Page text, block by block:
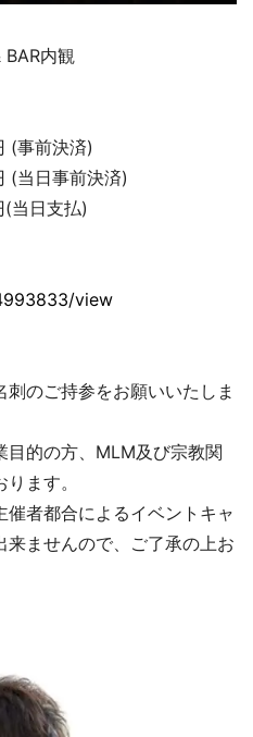
BAR内観
(事前決済)
(当日事前決済)
当日支払)
view
のご持参をお願いいたしま
目的の方、MLM及び宗教関
ます。
者都合によるイベントキャ
来ませんので、ご了承の上お